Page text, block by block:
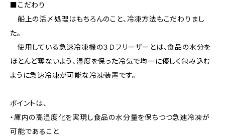
■こだわり
船上の活〆処理はもちろんのこと、冷凍方法もこだわりまし
た。
使用している急速冷凍機の３Ｄフリーザーとは、食品の水分を
ほとんど奪ないよう、湿度を保った冷気で均一に優しく包み込む
ように急速冷凍が可能な冷凍装置です。
ポイントは、
・庫内の高湿度化を実現し食品の水分量を保ちつつ急速冷凍が
可能であること